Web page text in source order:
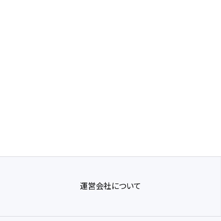
運営会社について